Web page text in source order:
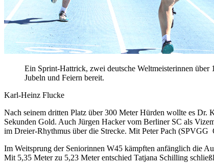
Ein Sprint-Hattrick, zwei deutsche Weltmeisterinnen über
Jubeln und Feiern bereit.
Karl-Heinz Flucke
Nach seinem dritten Platz über 300 Meter Hürden wollte es
Sekunden Gold. Auch Jürgen Hacker vom Berliner SC als
im Dreier-Rhythmus über die Strecke. Mit Peter Pach
Im Weitsprung der Seniorinnen W45 kämpften anfänglich die
Mit 5,35 Meter zu 5,23 Meter entschied Tatjana Schilling